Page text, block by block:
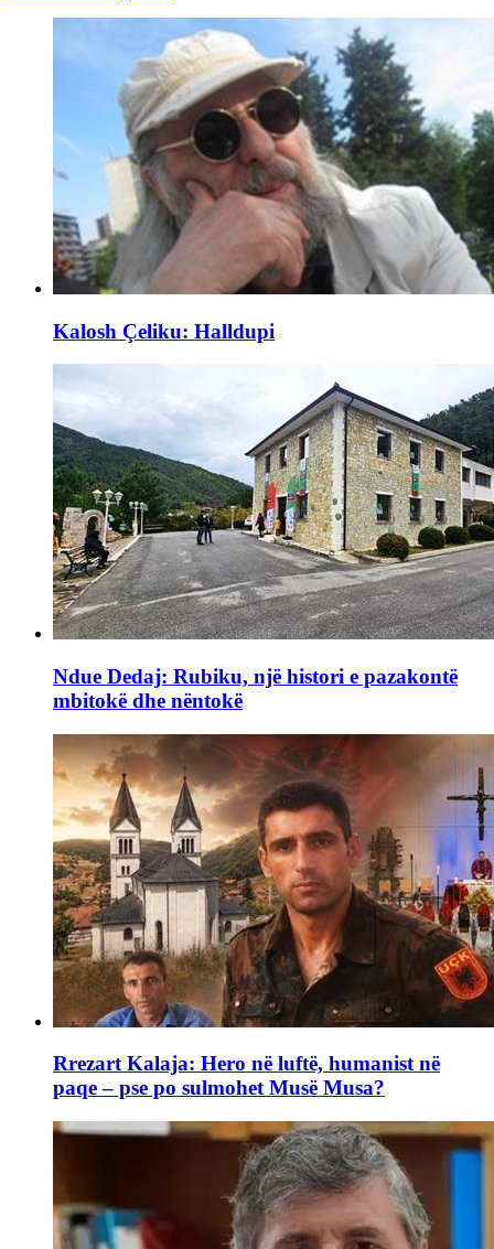
Kalosh Çeliku: Halldupi
Ndue Dedaj: Rubiku, një histori e pazakontë
mbitokë dhe nëntokë
Rrezart Kalaja: Hero në luftë, humanist në
paqe – pse po sulmohet Musë Musa?